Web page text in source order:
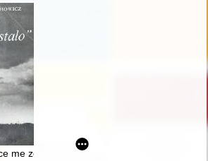
me zostało". Szlakiem Mickiewicza,